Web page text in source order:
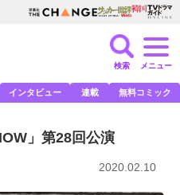
検索 メニュー
インタビュー 連載 無料コミック
」第28回公演
2020.02.10